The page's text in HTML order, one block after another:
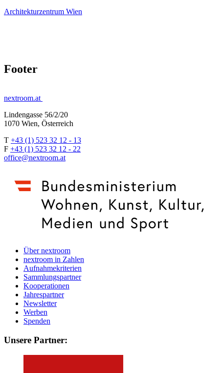
Architekturzentrum Wien
Footer
nextroom.at
Lindengasse 56/2/20
1070 Wien, Österreich
T +43 (1) 523 32 12 - 13
F +43 (1) 523 32 12 - 22
office@nextroom.at
Über nextroom
nextroom in Zahlen
Aufnahmekriterien
Sammlungspartner
Kooperationen
Jahrespartner
Newsletter
Werben
Spenden
Unsere Partner: